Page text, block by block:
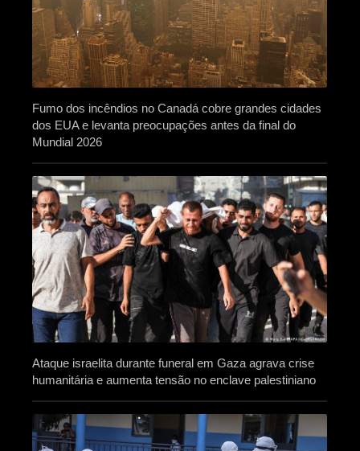
Fumo dos incêndios no Canadá cobre grandes cidades
dos EUA e levanta preocupações antes da final do
Mundial 2026
Ataque israelita durante funeral em Gaza agrava crise
humanitária e aumenta tensão no enclave palestiniano